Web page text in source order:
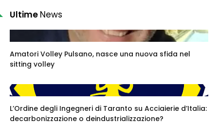
Ultime News
Amatori Volley Pulsano, nasce una nuova sfida nel
sitting volley
L’Ordine degli Ingegneri di Taranto su Acciaierie d’Italia:
decarbonizzazione o deindustrializzazione?